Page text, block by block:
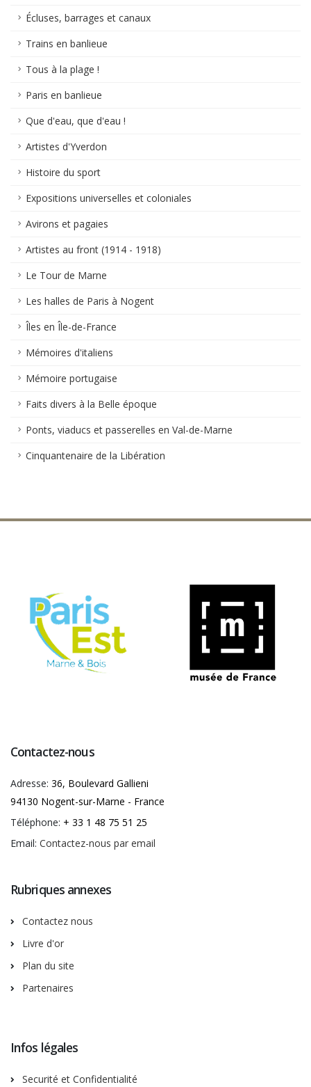
Écluses, barrages et canaux
Trains en banlieue
Tous à la plage !
Paris en banlieue
Que d'eau, que d'eau !
Artistes d'Yverdon
Histoire du sport
Expositions universelles et coloniales
Avirons et pagaies
Artistes au front (1914 - 1918)
Le Tour de Marne
Les halles de Paris à Nogent
Îles en Île-de-France
Mémoires d'italiens
Mémoire portugaise
Faits divers à la Belle époque
Ponts, viaducs et passerelles en Val-de-Marne
Cinquantenaire de la Libération
Contactez-nous
Adresse: 36, Boulevard Gallieni
94130 Nogent-sur-Marne - France
Téléphone: + 33 1 48 75 51 25
Email: Contactez-nous par email
Rubriques annexes
Contactez nous
Livre d'or
Plan du site
Partenaires
Infos légales
Securité et Confidentialité